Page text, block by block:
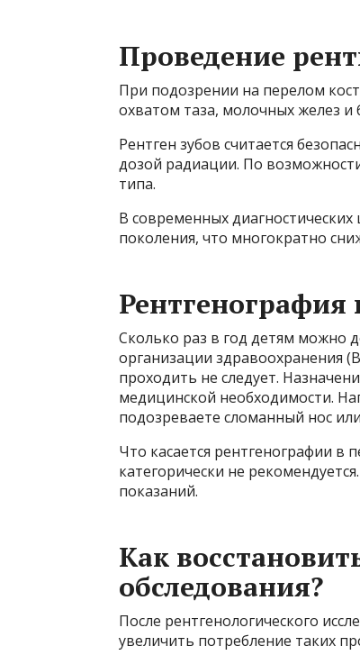
Проведение
При подозрении на перелом
охватом таза, молочных желез
Рентген зубов считается
дозой радиации. По
типа.
В современных
поколения, что многократно
Рентгенография
Сколько раз в год детям можно
организации здравоохранения
проходить не следует.
медицинской необходимости.
подозреваете сломанный нос
Что касается рентгенографии в
категорически не
показаний.
Как
обследования?
После рентгенологического
увеличить потребление таких